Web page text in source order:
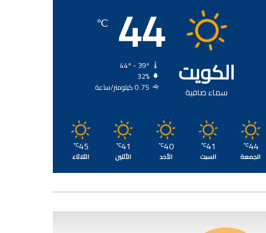
الكويت
سماء صافية
44
℃
32%
0.75 كيلومتر/ساعة
44
℃
الجمعة
41
℃
السبت
40
℃
الأحد
41
℃
الأثنين
45
℃
الثلاثاء